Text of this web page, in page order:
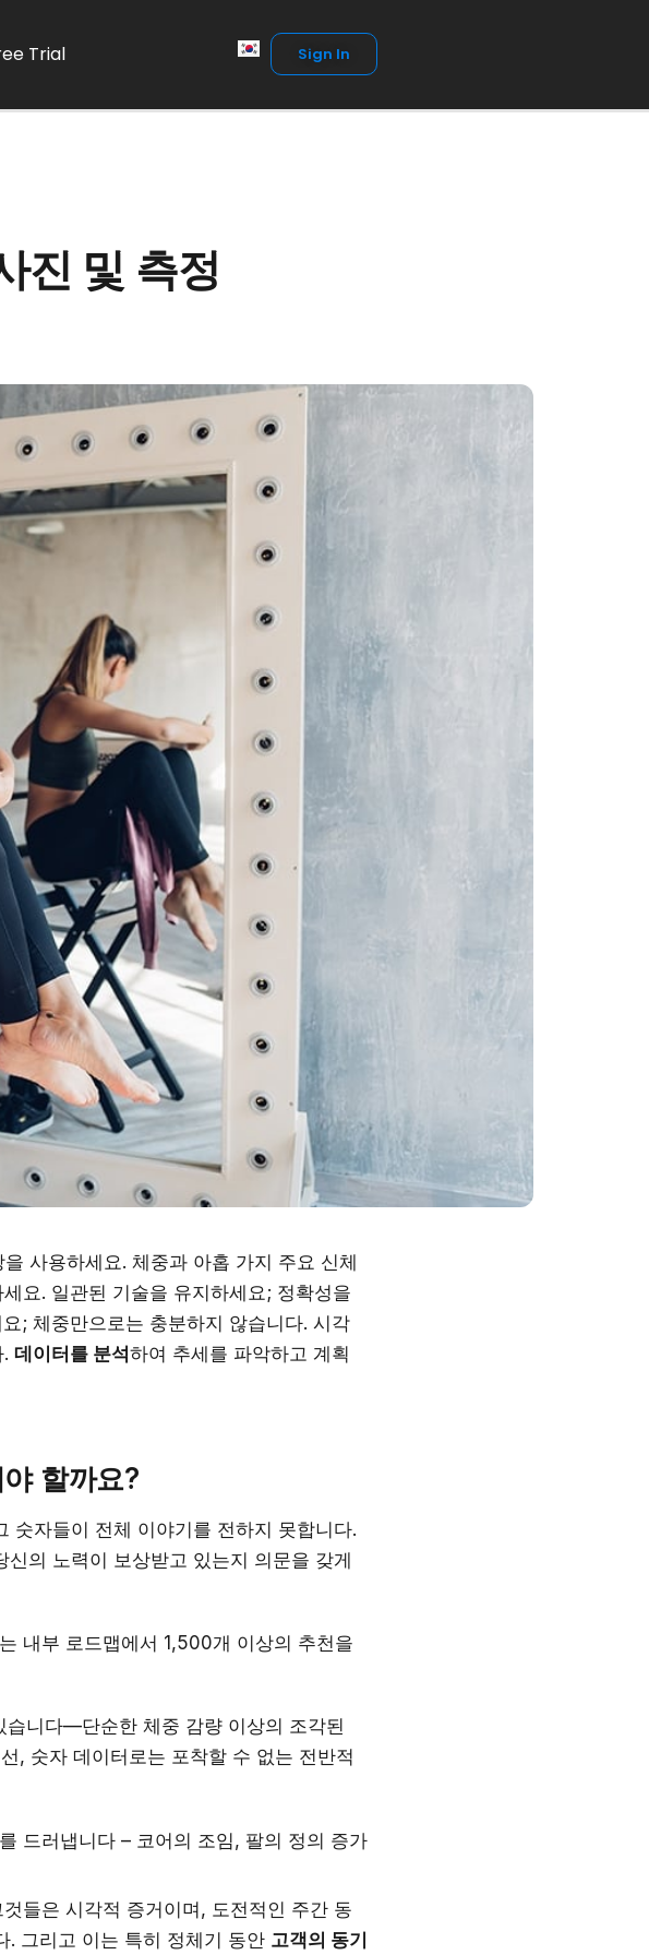
Trial Sign In
진 및 측정
사용하세요. 체중과 아홉 가지 주요 신체
요. 일관된 기술을 유지하세요; 정확성을
; 체중만으로는 충분하지 않습니다. 시각
데이터를 분석하여 추세를 파악하고 계획
할까요?
숫자들이 전체 이야기를 전하지 못합니다.
의 노력이 보상받고 있는지 의문을 갖게
내부 로드맵에서 1,500개 이상의 추천을
습니다—단순한 체중 감량 이상의 조각된
, 숫자 데이터로는 포착할 수 없는 전반적
드러냅니다 – 코어의 조임, 팔의 정의 증가
들은 시각적 증거이며, 도전적인 주간 동
. 그리고 이는 특히 정체기 동안 고객의 동기